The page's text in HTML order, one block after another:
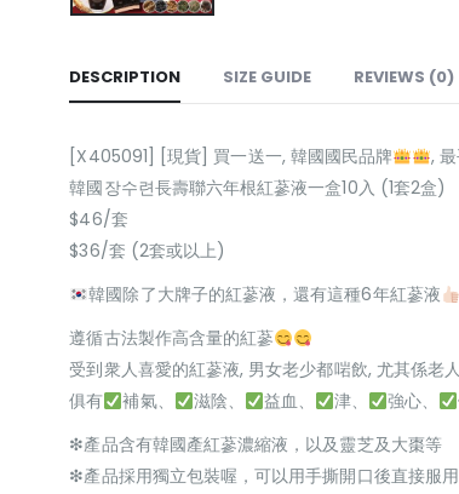
DESCRIPTION SIZE GUIDE REVIEWS (0)
[X405091] [現貨] 買一送一, 韓國國民品牌
,
韓國장수련長壽聯六年根紅蔘液一盒10入 (1套2盒)
$46/套
$36/套 (2套或以上)
韓國除了大牌子的紅蔘液，還有這種6年紅蔘液
遵循古法製作高含量的紅蔘
受到衆人喜愛的紅蔘液, 男女老少都啱飲, 尤其係老
俱有
補氣、 滋陰、 益血、 津、 強心、
❇產品含有韓國產紅蔘濃縮液，以及靈芝及大棗等
❇產品採用獨立包裝喔，可以用手撕開口後直接服用